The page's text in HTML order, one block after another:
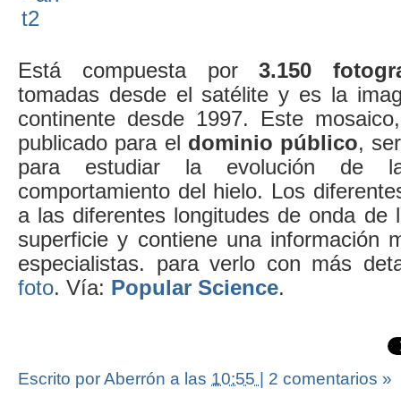
Está compuesta por3.150
tomadas desde el satélite y es la
continente desde 1997. Este
publicado para el dominio público,
para estudiar la evolución de
comportamiento del hielo. Los
a las diferentes longitudes de onda de
superficie y contiene una información
especialistas. para verlo con más
foto. Vía: Popular Science.
Escrito por Aberrón a las 10:55 | 2 comentarios »